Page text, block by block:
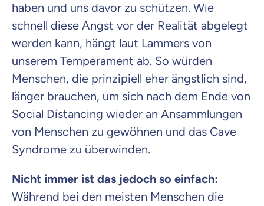
haben und uns davor zu schützen. Wie
schnell diese Angst vor der Realität abgelegt
werden kann, hängt laut Lammers von
unserem Temperament ab. So würden
Menschen, die prinzipiell eher ängstlich sind,
länger brauchen, um sich nach dem Ende von
Social Distancing wieder an Ansammlungen
von Menschen zu gewöhnen und das Cave
Syndrome zu überwinden.
Nicht immer ist das jedoch so einfach:
Während bei den meisten Menschen die